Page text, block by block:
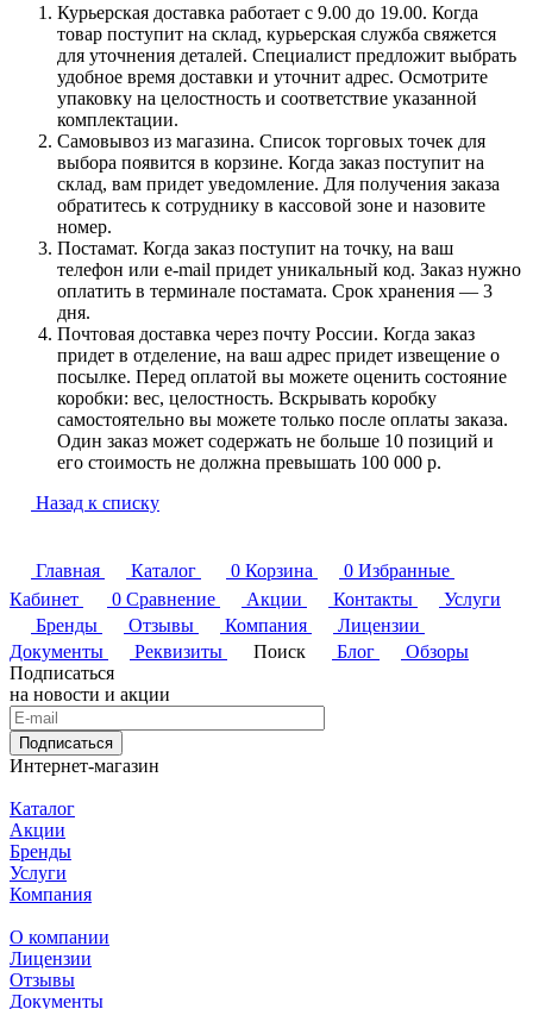
Курьерская доставка работает с 9.00 до 19.00. Когда
товар поступит на склад, курьерская служба свяжется
для уточнения деталей. Специалист предложит выбрать
удобное время доставки и уточнит адрес. Осмотрите
упаковку на целостность и соответствие указанной
комплектации.
Самовывоз из магазина. Список торговых точек для
выбора появится в корзине. Когда заказ поступит на
склад, вам придет уведомление. Для получения заказа
обратитесь к сотруднику в кассовой зоне и назовите
номер.
Постамат. Когда заказ поступит на точку, на ваш
телефон или e-mail придет уникальный код. Заказ нужно
оплатить в терминале постамата. Срок хранения — 3
дня.
Почтовая доставка через почту России. Когда заказ
придет в отделение, на ваш адрес придет извещение о
посылке. Перед оплатой вы можете оценить состояние
коробки: вес, целостность. Вскрывать коробку
самостоятельно вы можете только после оплаты заказа.
Один заказ может содержать не больше 10 позиций и
его стоимость не должна превышать 100 000 р.
Назад к списку
Главная Каталог 0 Корзина 0 Избранные
Кабинет
0 Сравнение Акции Контакты
Услуги
Бренды
Отзывы Компания
Лицензии
Документы
Реквизиты Поиск Блог
Обзоры
Подписаться
на новости и акции
Подписаться
Интернет-магазин
Каталог
Акции
Бренды
Услуги
Компания
О компании
Лицензии
Отзывы
Документы